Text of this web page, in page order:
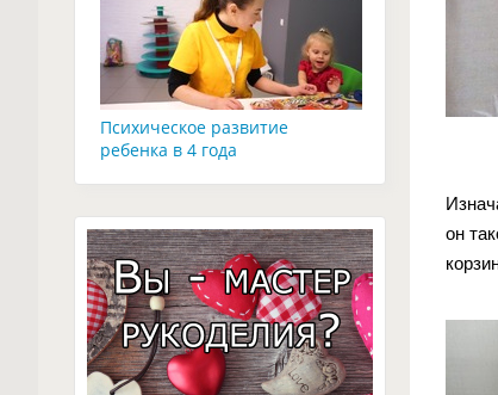
он
Психическое развитие
ребенка в 4 года